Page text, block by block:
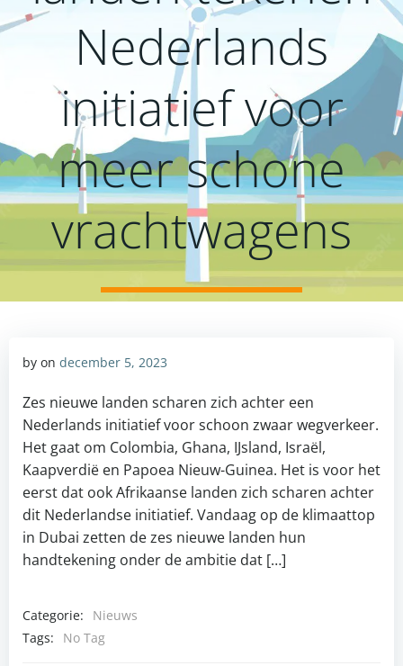
Nederlands
initiatief voor
meer schone
vrachtwagens
by on december 5, 2023
Zes nieuwe landen scharen zich achter een
Nederlands initiatief voor schoon zwaar wegverkeer.
Het gaat om Colombia, Ghana, IJsland, Israël,
Kaapverdië en Papoea Nieuw-Guinea. Het is voor het
eerst dat ook Afrikaanse landen zich scharen achter
dit Nederlandse initiatief. Vandaag op de klimaattop
in Dubai zetten de zes nieuwe landen hun
handtekening onder de ambitie dat […]
Categorie:
Nieuws
Tags:
No Tag